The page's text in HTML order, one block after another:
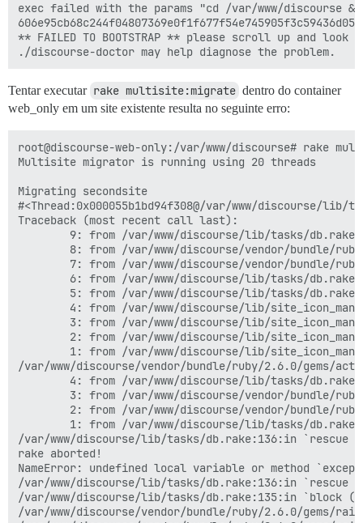
exec failed with the params "cd /var/www/discourse
** FAILED TO BOOTSTRAP ** please scroll up and
Tentar executar rake multisite:migrate dentro do container
web_only em um site existente resulta no seguinte erro:
root@discourse-web-only:/var/www/discourse# rake
Multisite migrator is running using 20 threads
Migrating secondsite
#<Thread:0x000055b1bd94f308@/var/www/
Traceback (most recent call last):
9: from /var/www/discourse/lib/tasks/
8: from /var/www/discourse/vendor/bundle/
7: from /var/www/discourse/vendor/bundle/
6: from /var/www/discourse/lib/tasks/
5: from /var/www/discourse/lib/tasks/
4: from /var/www/discourse/lib/
3: from /var/www/discourse/lib/
2: from /var/www/discourse/lib/
1: from /var/www/discourse/lib/
/var/www/discourse/vendor/bundle/ruby/2.6.0/
4: from /var/www/discourse/lib/tasks/
3: from /var/www/discourse/vendor/bundle/
2: from /var/www/discourse/vendor/bundle/
1: from /var/www/discourse/lib/tasks/
/var/www/discourse/lib/tasks/db.rake:136:in
rake aborted!
NameError: undefined local variable or method
/var/www/discourse/lib/tasks/db.rake:136:in
/var/www/discourse/lib/tasks/db.rake:135:in `block
/var/www/discourse/vendor/bundle/ruby/2.6.0/gems/